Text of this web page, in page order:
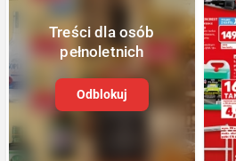
Treści dla osób
pełnoletnich
Odblokuj